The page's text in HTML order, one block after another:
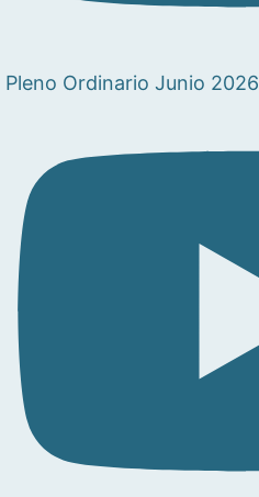
Pleno Ordinario Junio 2026